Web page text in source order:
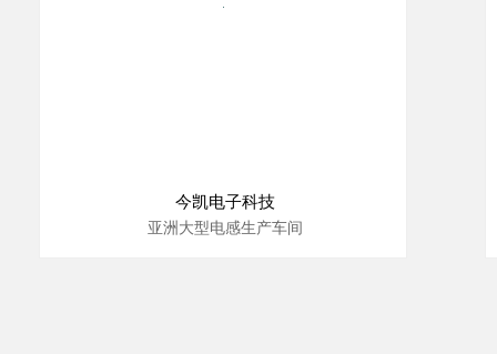
今凯电子科技
亚洲大型电感生产车间